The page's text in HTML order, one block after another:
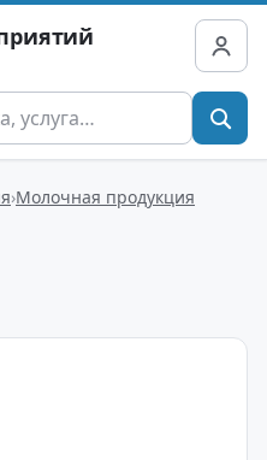
Молочная продукция